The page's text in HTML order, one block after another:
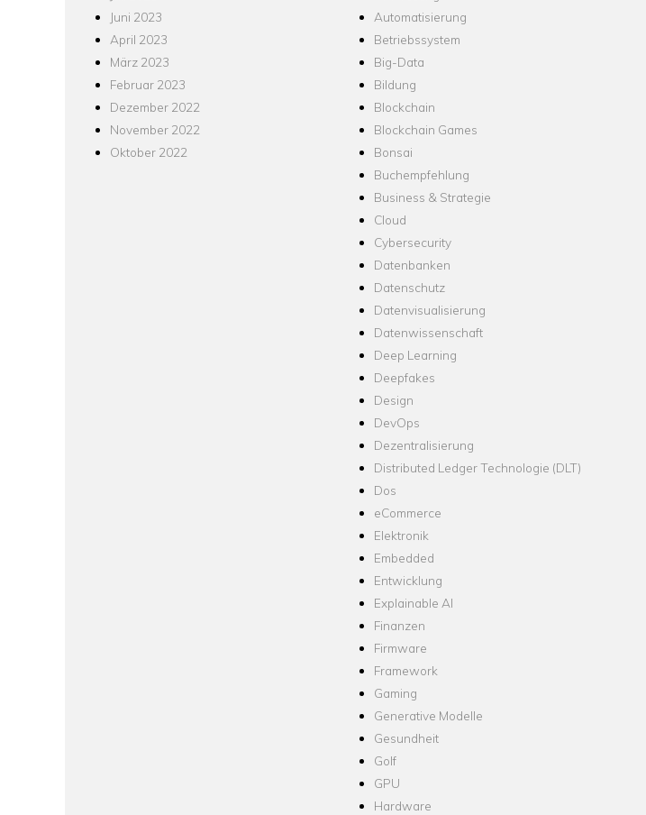
Juni 2023
April 2023
März 2023
Februar 2023
Dezember 2022
November 2022
Oktober 2022
Automatisierung
Betriebssystem
Big-Data
Bildung
Blockchain
Blockchain Games
Bonsai
Buchempfehlung
Business & Strategie
Cloud
Cybersecurity
Datenbanken
Datenschutz
Datenvisualisierung
Datenwissenschaft
Deep Learning
Deepfakes
Design
DevOps
Dezentralisierung
Distributed Ledger Technologie (DLT)
Dos
eCommerce
Elektronik
Embedded
Entwicklung
Explainable AI
Finanzen
Firmware
Framework
Gaming
Generative Modelle
Gesundheit
Golf
GPU
Hardware